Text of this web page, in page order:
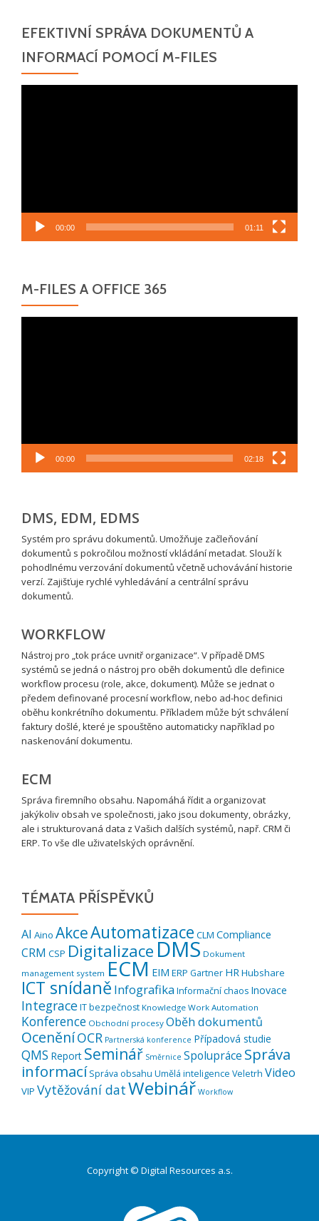
EFEKTIVNÍ SPRÁVA DOKUMENTŮ A
INFORMACÍ POMOCÍ M-FILES
00:00 01:11
M-FILES A OFFICE 365
00:00 02:18
DMS, EDM, EDMS
Systém pro správu dokumentů. Umožňuje začleňování
dokumentů s pokročilou možností vkládání metadat. Slouží k
pohodlnému verzování dokumentů včetně uchovávání historie
verzí. Zajišťuje rychlé vyhledávání a centrální správu
dokumentů.
WORKFLOW
Nástroj pro „tok práce uvnitř organizace“. V případě DMS
systémů se jedná o nástroj pro oběh dokumentů dle definice
workflow procesu (role, akce, dokument). Může se jednat o
předem definované procesní workflow, nebo ad-hoc definici
oběhu konkrétního dokumentu. Příkladem může být schválení
faktury došlé, které je spouštěno automaticky například po
naskenování dokumentu.
ECM
Správa firemního obsahu. Napomáhá řídit a organizovat
jakýkoliv obsah ve společnosti, jako jsou dokumenty, obrázky,
ale i strukturovaná data z Vašich dalších systémů, např. CRM či
ERP. To vše dle uživatelských oprávnění.
TÉMATA PŘÍSPĚVKŮ
AI Aino AkceAutomatizace CLM Compliance
CRM CSP Digitalizace DMS Dokument
management system ECM EIM ERP Gartner HR Hubshare
ICT snídaně InfografikaInformační chaos Inovace
IntegraceIT bezpečnost Knowledge Work Automation
Konference Obchodní procesy Oběh dokumentů
OceněníOCR Partnerská konference Případová studie
QMS Report Seminář Směrnice Spolupráce Správa
informací Správa obsahu Umělá inteligence Veletrh Video
VIP Vytěžování datWebinář Workflow
Copyright © Digital Resources a.s.